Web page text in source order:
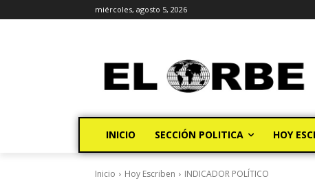
miércoles, agosto 5, 2026
INICIO SECCIÓN POLITICA HOY
Inicio Hoy Escriben INDICADOR POLÍTICO